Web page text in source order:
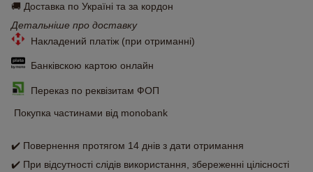
🚚 Доставка по Україні та за кордон
Детальніше про доставку
Накладений платіж (при отриманні)
Банківскою картою онлайн
Переказ по реквізитам ФОП
Покупка частинами від monobank
✔️ Повернення протягом 14 днів з дати отримання
✔️ При відсутності слідів використання, збереженні цілісності